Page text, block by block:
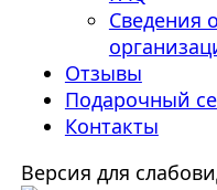
Сведения
Отзывы
Подарочный
Контакты
Версия для